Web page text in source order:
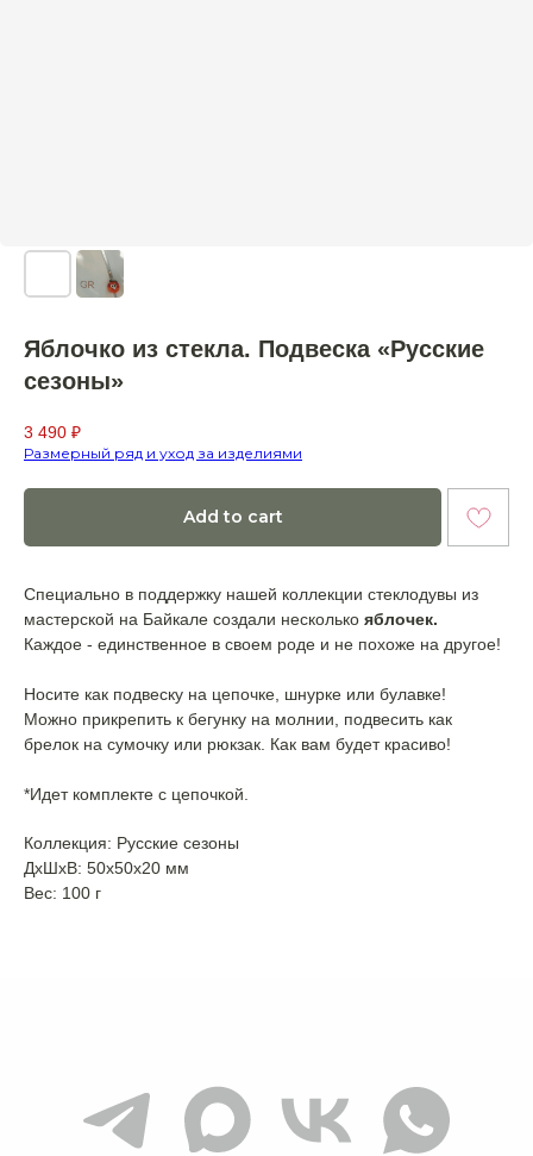
Яблочко из стекла. Подвеска «Русские
сезоны»
3 490 ₽
Размерный ряд и уход за изделиями
Add to cart
Специально в поддержку нашей коллекции стеклодувы из
мастерской на Байкале создали несколько яблочек.
Каждое - единственное в своем роде и не похоже на другое!
Носите как подвеску на цепочке, шнурке или булавке!
Можно прикрепить к бегунку на молнии, подвесить как
брелок на сумочку или рюкзак. Как вам будет красиво!
*Идет комплекте с цепочкой.
Коллекция: Русские сезоны
ДxШxВ: 50x50x20 мм
Вес: 100 г